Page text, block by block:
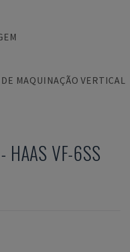
MAQUINAÇÃO VERTICAL
- HAAS VF-6SS